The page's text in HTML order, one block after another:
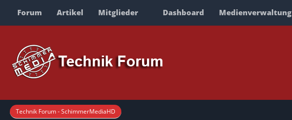
Forum Artikel Mitglieder Dashboard Medienverwaltung
Technik Forum - SchimmerMediaHD